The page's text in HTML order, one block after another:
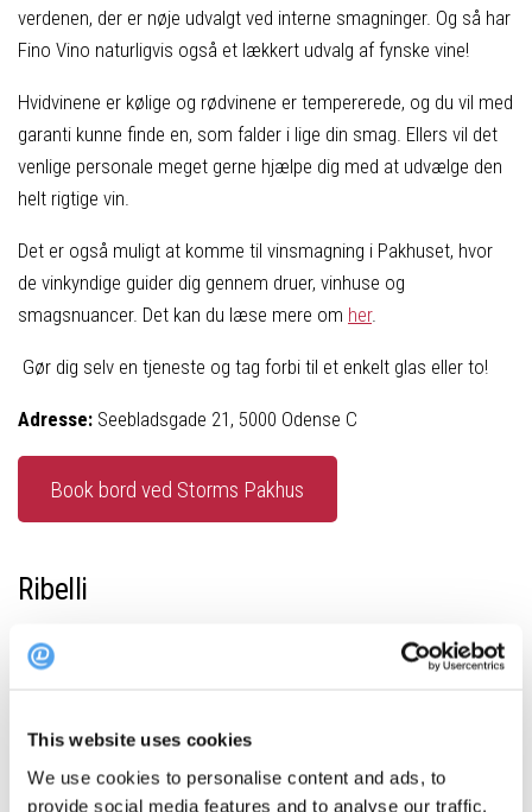
This website uses cookies
We use cookies to personalise content and ads, to
provide social media features and to analyse our traffic.
verdenen, der er nøje udvalgt ved interne smagninger. Og så har
Fino Vino naturligvis også et lækkert udvalg af fynske vine!
Hvidvinene er kølige og rødvinene er tempererede, og du vil med
garanti kunne finde en, som falder i lige din smag. Ellers vil det
venlige personale meget gerne hjælpe dig med at udvælge den
helt rigtige vin.
Det er også muligt at komme til vinsmagning i Pakhuset, hvor
de vinkyndige guider dig gennem druer, vinhuse og
smagsnuancer. Det kan du læse mere om her.
Gør dig selv en tjeneste og tag forbi til et enkelt glas eller to!
Adresse: Seebladsgade 21, 5000 Odense C
Book bord ved Storms Pakhus
Ribelli
På adressen Gravene 4 i centrum af Odense ligger byens egen
bedste vis at kombinere ægte italiensk fine dining med smagen